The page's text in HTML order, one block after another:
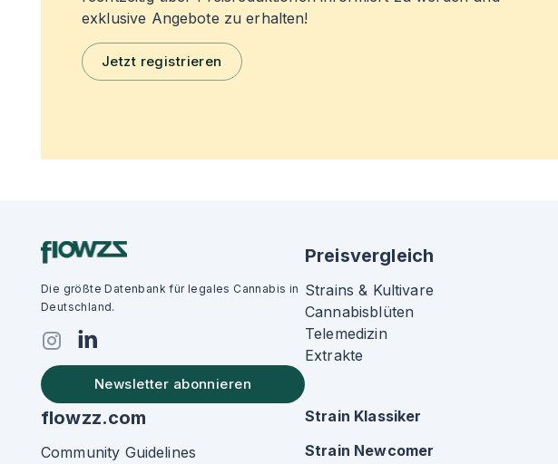
exklusive Angebote zu erhalten!
Jetzt registrieren
Die größte Datenbank für legales Cannabis in
Deutschland.
Newsletter abonnieren
Preisvergleich
Strains & Kultivare
Cannabisblüten
Telemedizin
Extrakte
flowzz.com
Community Guidelines
Strain Klassiker
Strain Newcomer